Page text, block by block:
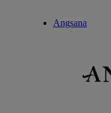
Angsana